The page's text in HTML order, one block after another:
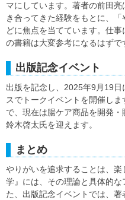
マにしています。著者の前田
き合ってきた経験をもとに、
どに焦点を当てています。仕
の書籍は大変参考になるはずで
出版記念イベント
出版を記念し、2025年9月19
スでトークイベントを開催し
で、現在は腸ケア商品を開発
鈴木啓太氏を迎えます。
まとめ
やりがいを追求することは、
学』には、その理論と具体的
た、出版記念イベントでは、